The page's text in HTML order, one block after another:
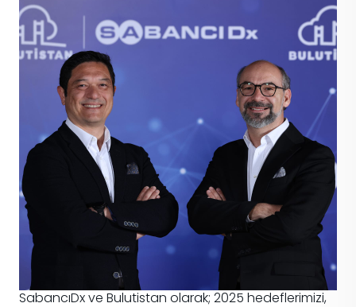
SabancıDx ve Bulutistan olarak; 2025 hedeflerimizi,